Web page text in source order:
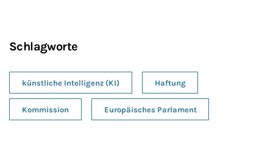
Schlagworte
künstliche Intelligenz (KI) Haftung
Kommission Europäisches Parlament